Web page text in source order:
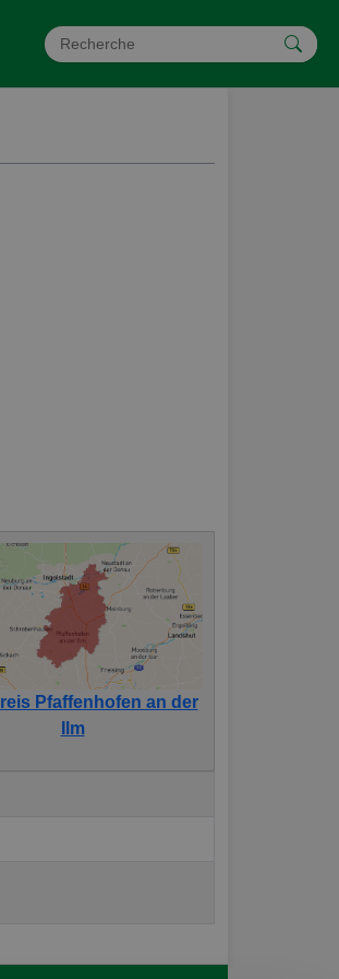
Pfaffenhofen an der
Ilm